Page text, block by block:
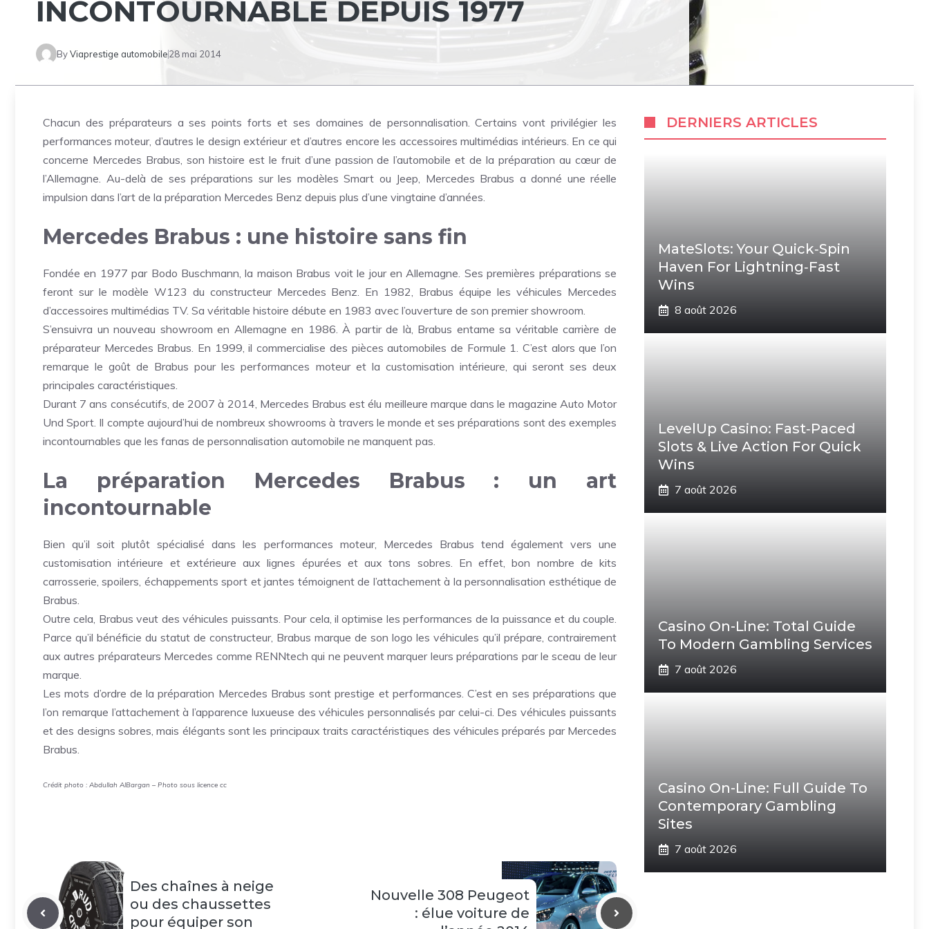
INCONTOURNABLE DEPUIS 1977
ByViaprestige automobile28 mai 2014
Chacun des préparateurs a ses points forts et ses domaines de personnalisation. Certains vont privilégier les
performances moteur, d’autres le design extérieur et d’autres encore les accessoires multimédias intérieurs. En ce qui
concerne Mercedes Brabus, son histoire est le fruit d’une passion de l’automobile et de la préparation au cœur de
l’Allemagne. Au-delà de ses préparations sur les modèles Smart ou Jeep, Mercedes Brabus a donné une réelle
impulsion dans l’art de la préparation Mercedes Benz depuis plus d’une vingtaine d’années.
Mercedes Brabus : une histoire sans fin
Fondée en 1977 par Bodo Buschmann, la maison Brabus voit le jour en Allemagne. Ses premières préparations se
feront sur le modèle W123 du constructeur Mercedes Benz. En 1982, Brabus équipe les véhicules Mercedes
d’accessoires multimédias TV. Sa véritable histoire débute en 1983 avec l’ouverture de son premier showroom.
S’ensuivra un nouveau showroom en Allemagne en 1986. À partir de là, Brabus entame sa véritable carrière de
préparateur Mercedes Brabus. En 1999, il commercialise des pièces automobiles de Formule 1. C’est alors que l’on
remarque le goût de Brabus pour les performances moteur et la customisation intérieure, qui seront ses deux
principales caractéristiques.
Durant 7 ans consécutifs, de 2007 à 2014, Mercedes Brabus est élu meilleure marque dans le magazine Auto Motor
Und Sport. Il compte aujourd’hui de nombreux showrooms à travers le monde et ses préparations sont des exemples
incontournables que les fanas de personnalisation automobile ne manquent pas.
La préparation Mercedes Brabus : un art
incontournable
Bien qu’il soit plutôt spécialisé dans les performances moteur, Mercedes Brabus tend également vers une
customisation intérieure et extérieure aux lignes épurées et aux tons sobres. En effet, bon nombre de kits
carrosserie, spoilers, échappements sport et jantes témoignent de l’attachement à la personnalisation esthétique de
Brabus.
Outre cela, Brabus veut des véhicules puissants. Pour cela, il optimise les performances de la puissance et du couple.
Parce qu’il bénéficie du statut de constructeur, Brabus marque de son logo les véhicules qu’il prépare, contrairement
aux autres préparateurs Mercedes comme RENNtech qui ne peuvent marquer leurs préparations par le sceau de leur
marque.
Les mots d’ordre de la préparation Mercedes Brabus sont prestige et performances. C’est en ses préparations que
l’on remarque l’attachement àl’apparence luxueuse des véhicules personnalisés par celui-ci. Des véhicules puissants
et des designs sobres, mais élégants sont les principaux traits caractéristiques des véhicules préparés par Mercedes
Brabus.
Crédit photo : Abdullah AlBargan – Photo sous licence cc
Des chaînes à neige
ou des chaussettes
pour équiper son
Nouvelle 308 Peugeot
: élue voiture de
DERNIERS ARTICLES
MateSlots: Your Quick‑Spin
Haven For Lightning‑Fast
Wins
8 août 2026
LevelUp Casino: Fast‑Paced
Slots & Live Action For Quick
Wins
7 août 2026
Casino On-Line: Total Guide
To Modern Gambling Services
7 août 2026
Casino On-Line: Full Guide To
Contemporary Gambling
Sites
7 août 2026